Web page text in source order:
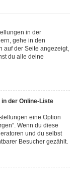
in der
gehe in den
auf der Seite angezeigt,
du alle deine
der Online-Liste
eine Option
Wenn du diese
und du selbst
Besucher gezählt.